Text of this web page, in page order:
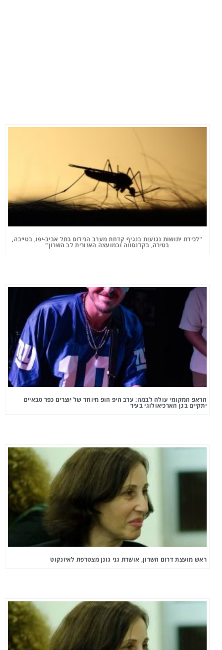
"לכידת יתושות נגועות בנגיף קדחת מערב הנילוס בתל אביב-יפו, בטייבה,
בטירה, בקלנסווה ובמועצה האזורית לב השרון"
הראפ המקומי עולה לבמה: ערב היפ הופ מיוחד של יוצרים כפר סבאיים
יתקיים בגן הארכיאולוגי בעיר
ראש מועצת דרום השרון, אושרת גני גונן מצטרפת לאיזנקוט